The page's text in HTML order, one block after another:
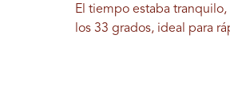
El tiempo estaba
los 33 grados, ideal para